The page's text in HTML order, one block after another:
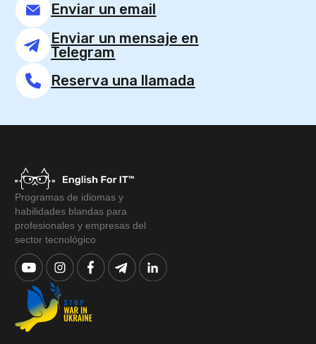
Enviar un email
Enviar un mensaje en
Telegram
Reserva una llamada
Programas de idiomas y
habilidades blandas para
profesionales y empresas del
sector tecnológico